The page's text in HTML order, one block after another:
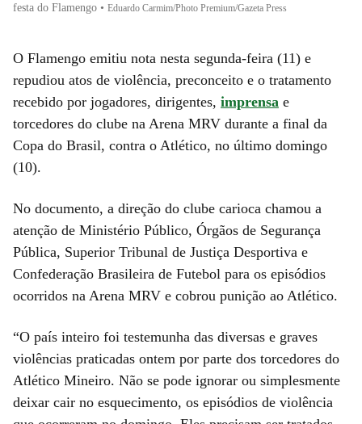
festa do Flamengo • Eduardo Carmim/Photo Premium/Gazeta Press
O Flamengo emitiu nota nesta segunda-feira (11) e
repudiou atos de violência, preconceito e o tratamento
recebido por jogadores, dirigentes, imprensa e
torcedores do clube na Arena MRV durante a final da
Copa do Brasil, contra o Atlético, no último domingo
(10).
No documento, a direção do clube carioca chamou a
atenção de Ministério Público, Órgãos de Segurança
Pública, Superior Tribunal de Justiça Desportiva e
Confederação Brasileira de Futebol para os episódios
ocorridos na Arena MRV e cobrou punição ao Atlético.
“O país inteiro foi testemunha das diversas e graves
violências praticadas ontem por parte dos torcedores do
Atlético Mineiro. Não se pode ignorar ou simplesmente
deixar cair no esquecimento, os episódios de violência